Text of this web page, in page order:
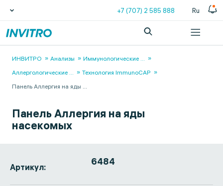
+7 (707) 2 585 888 Ru
ИНВИТРО Анализы Иммунологические ...
Аллергологические ...
Технология ImmunoCAP
Панель Аллергия на яды ...
Панель Аллергия на яды
насекомых
Артикул: 6484